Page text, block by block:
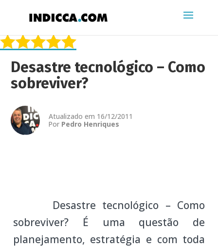
Desastre tecnológico – Como
sobreviver?
Atualizado em 16/12/2011
Por Pedro Henriques
Desastre tecnológico – Como
sobreviver? É uma questão de
planejamento, estratégia e com toda